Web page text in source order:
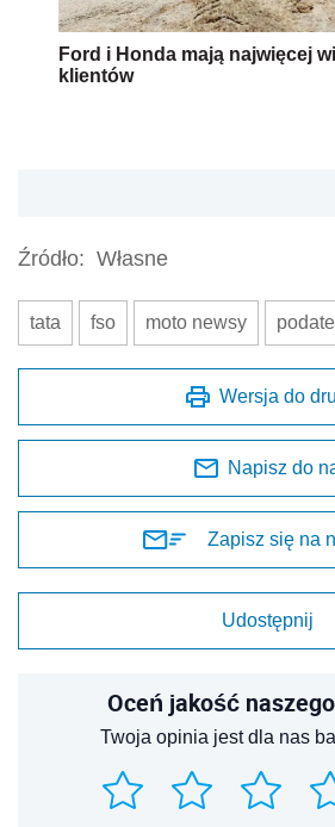
Ford i Honda mają najwięcej
klientów
Źródło: Własne
tata fso moto newsy
Wersja do
Napisz do
Zapisz się na
Udostępnij
Oceń jakość
Twoja opinia jest dla nas